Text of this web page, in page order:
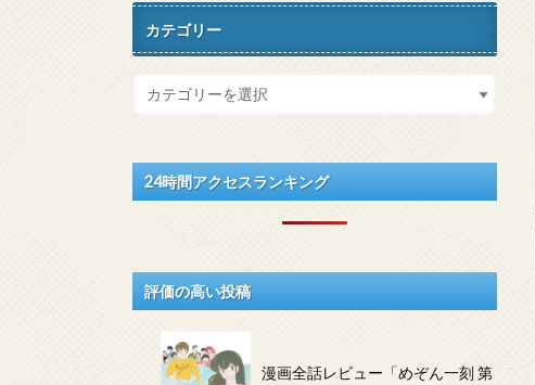
カテゴリー
24時間アクセスランキング
評価の高い投稿
漫画全話レビュー「めぞん一刻 第